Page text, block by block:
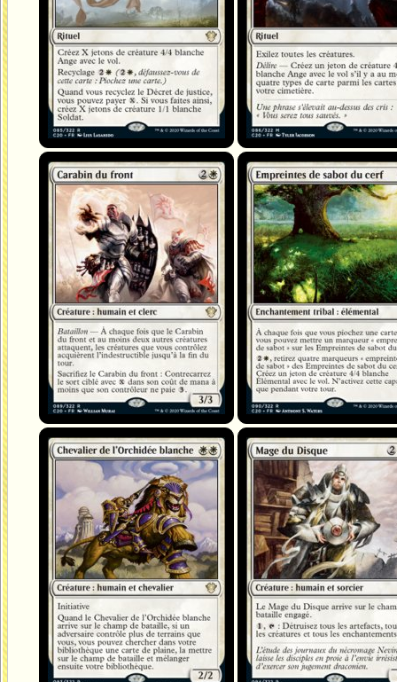
Carabin du front Empreintes de sabot du cerf
Chevalier de l'Orchidée blanche Mage du Disque